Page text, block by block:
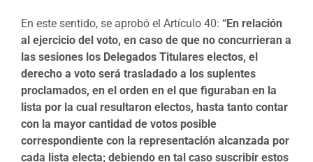
En este sentido, se aprobó el Artículo 40: “En relación
al ejercicio del voto, en caso de que no concurrieran a
las sesiones los Delegados Titulares electos, el
derecho a voto será trasladado a los suplentes
proclamados, en el orden en el que figuraban en la
lista por la cual resultaron electos, hasta tanto contar
con la mayor cantidad de votos posible
correspondiente con la representación alcanzada por
cada lista electa; debiendo en tal caso suscribir estos